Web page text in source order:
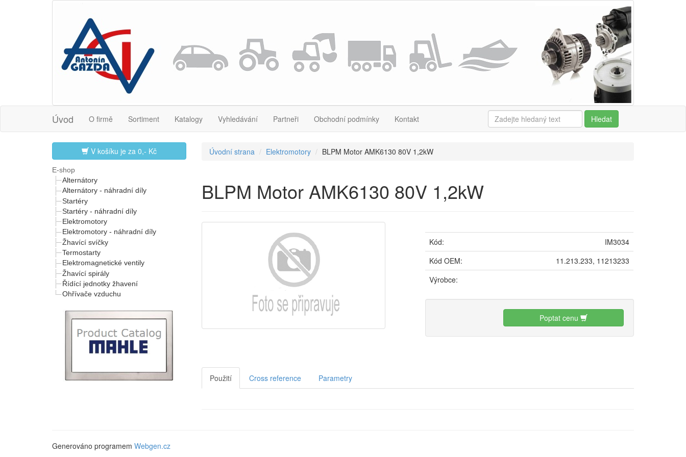
Úvod O firmě Sortiment Katalogy Vyhledávání Partneři Obchodní podmínky Kontakt Hledat
V košíku je za 0,- Kč
E-shop
Alternátory
Alternátory - náhradní díly
Startéry
Startéry - náhradní díly
Elektromotory
Elektromotory - náhradní díly
Žhavící svíčky
Termostarty
Elektromagnetické ventily
Žhavící spirály
Řídící jednotky žhavení
Ohřívače vzduchu
Úvodní strana Elektromotory BLPM Motor AMK6130 80V 1,2kW
BLPM Motor AMK6130 80V 1,2kW
Kód:
IM3034
Kód OEM:
11.213.233, 11213233
Výrobce:
Poptat cenu
Použití Cross reference Parametry
Generováno programem Webgen.cz